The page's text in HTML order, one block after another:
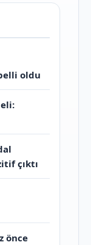
oldu
çıktı
önce